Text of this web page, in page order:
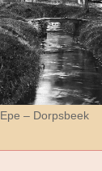
Epe – Dorpsbeek